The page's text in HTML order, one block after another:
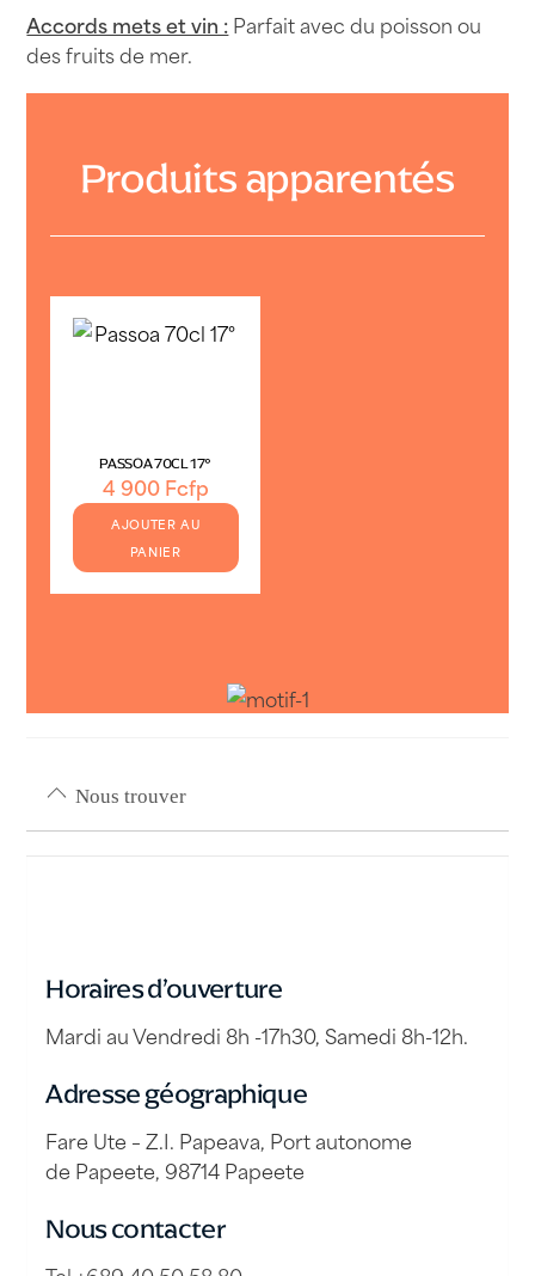
Accords mets et vin :Parfait avec du poisson ou
des fruits de mer.
Produits apparentés
PASSOA 70CL 17°
4 900Fcfp
AJOUTER AU
PANIER
Nous trouver
Horaires d’ouverture
Mardi au Vendredi 8h -17h30, Samedi 8h-12h.
Adresse géographique
Fare Ute – Z.I. Papeava, Port autonome
de Papeete, 98714 Papeete
Nous contacter